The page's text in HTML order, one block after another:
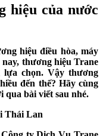
hiệu của nước
hiệu điều hòa, máy
thương hiệu Trane
chọn. Vậy thương
đến thế? Hãy cùng
qua bài viết sau nhé.
Thái Lan